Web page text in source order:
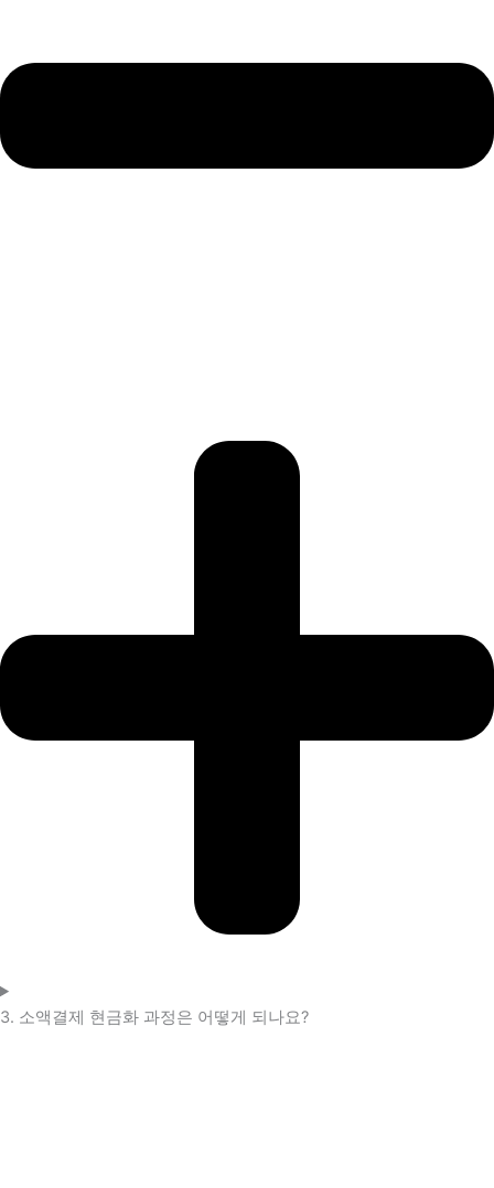
3. 소액결제 현금화 과정은 어떻게 되나요?